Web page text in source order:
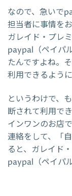
なので、急いで
担当者に事情を
ガレイド・プレ
paypal（ペイパ
たんですよね。
利用できるよう
というわけで、
断されて利用で
インワンのお店
連絡をして、「
ると、ガレイド
paypal（ペイパ